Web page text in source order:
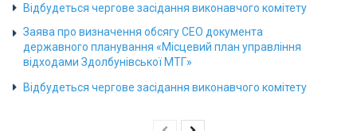
Відбудеться чергове засідання виконавчого комітету
Заява про визначення обсягу СЕО документа
державного планування «Місцевий план управління
відходами Здолбунівської МТГ»
Відбудеться чергове засідання виконавчого комітету